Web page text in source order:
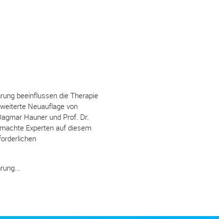
beeinflussen die Therapie
Neuauflage von
Hauner und Prof. Dr.
Experten auf diesem